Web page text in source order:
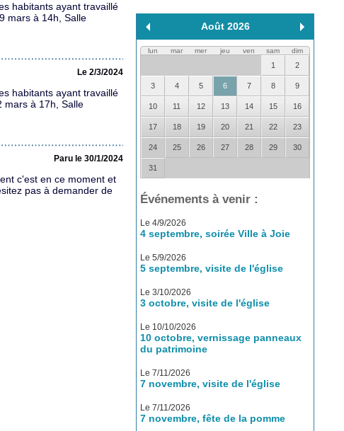
habitants ayant travaillé
mars à 14h, Salle
Le 2/3/2024
habitants ayant travaillé
mars à 17h, Salle
Paru le 30/1/2024
c'est en ce moment et
pas à demander de
Août 2026
lun mar mer jeu ven sam dim
1 2
3 4 5 6 7 8 9
10 11 12 13 14 15 16
17 18 19 20 21 22 23
24 25 26 27 28 29 30
31
Événements à venir :
Le 4/9/2026
4 septembre, soirée Ville à Joie
Le 5/9/2026
5 septembre, visite de l'église
Le 3/10/2026
3 octobre, visite de l'église
Le 10/10/2026
10 octobre, vernissage panneaux
du patrimoine
Le 7/11/2026
7 novembre, visite de l'église
Le 7/11/2026
7 novembre, fête de la pomme